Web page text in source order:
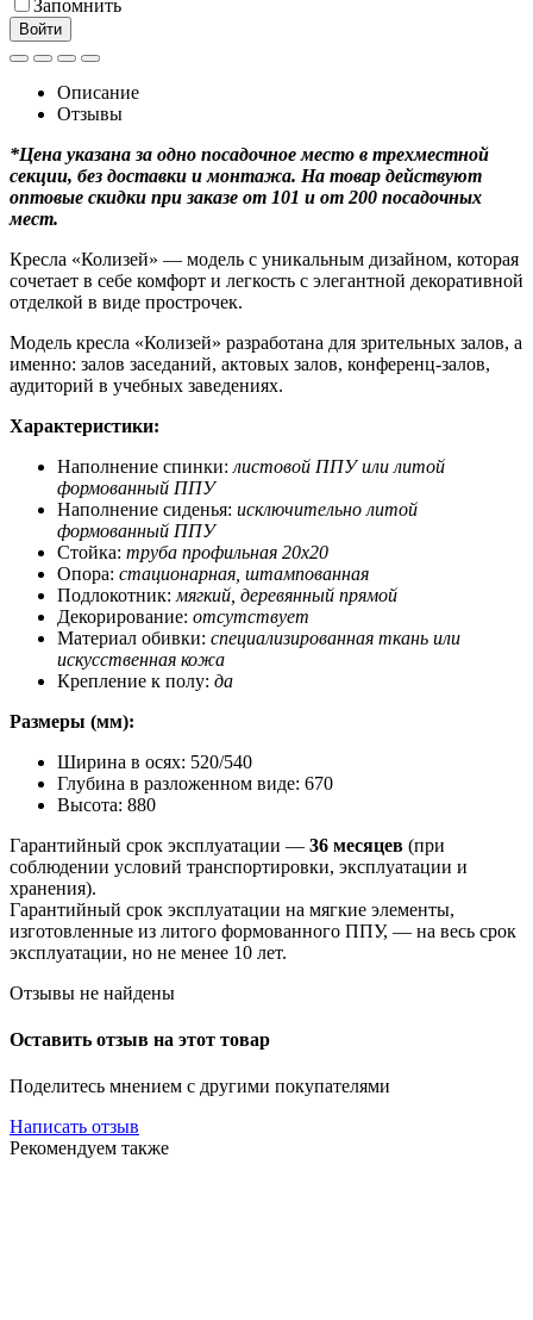
Запомнить
Войти
Описание
Отзывы
*Цена указана за одно посадочное место в трехместной
секции, без доставки и монтажа. На товар действуют
оптовые скидки при заказе от 101 и от 200 посадочных
мест.
Кресла «Колизей» — модель с уникальным дизайном, которая
сочетает в себе комфорт и легкость с элегантной декоративной
отделкой в виде прострочек.
Модель кресла «Колизей» разработана для зрительных залов, а
именно: залов заседаний, актовых залов, конференц-залов,
аудиторий в учебных заведениях.
Характеристики:
Наполнение спинки: листовой ППУ или литой
формованный ППУ
Наполнение сиденья: исключительно литой
формованный ППУ
Стойка: труба профильная 20х20
Опора: стационарная, штампованная
Подлокотник: мягкий, деревянный прямой
Декорирование: отсутствует
Материал обивки: специализированная ткань или
искусственная кожа
Крепление к полу: да
Размеры (мм):
Ширина в осях: 520/540
Глубина в разложенном виде: 670
Высота: 880
Гарантийный срок эксплуатации — 36 месяцев (при
соблюдении условий транспортировки, эксплуатации и
хранения).
Гарантийный срок эксплуатации на мягкие элементы,
изготовленные из литого формованного ППУ, — на весь срок
эксплуатации, но не менее 10 лет.
Отзывы не найдены
Оставить отзыв на этот товар
Поделитесь мнением с другими покупателями
Написать отзыв
Рекомендуем также